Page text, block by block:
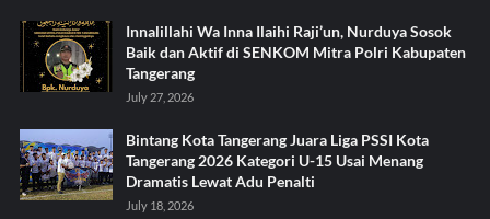
Innalillahi Wa Inna Ilaihi Raji’un, Nurduya Sosok
Baik dan Aktif di SENKOM Mitra Polri Kabupaten
Tangerang
July 27, 2026
Bintang Kota Tangerang Juara Liga PSSI Kota
Tangerang 2026 Kategori U-15 Usai Menang
Dramatis Lewat Adu Penalti
July 18, 2026